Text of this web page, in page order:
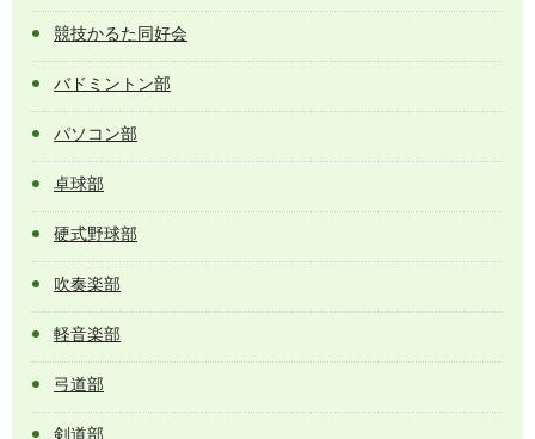
競技かるた同好会
バドミントン部
パソコン部
卓球部
硬式野球部
吹奏楽部
軽音楽部
弓道部
剣道部